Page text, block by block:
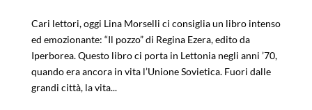
Cari lettori, oggi Lina Morselli ci consiglia un libro intenso
ed emozionante: “Il pozzo” di Regina Ezera, edito da
Iperborea. Questo libro ci porta in Lettonia negli anni ’70,
quando era ancora in vita l’Unione Sovietica. Fuori dalle
grandi città, la vita...